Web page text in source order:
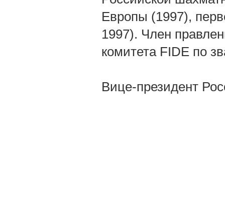
Европы (1997),
1997). Член
комитета FIDE по
Вице-президент